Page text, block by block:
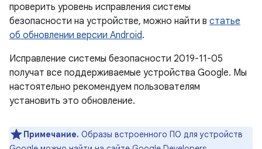
проверить уровень исправления системы
безопасности на устройстве, можно найти в статье
об обновлении версии Android.
Исправление системы безопасности 2019-11-05
получат все поддерживаемые устройства Google. Мы
настоятельно рекомендуем пользователям
установить это обновление.
Примечание. Образы встроенного ПО для устройств